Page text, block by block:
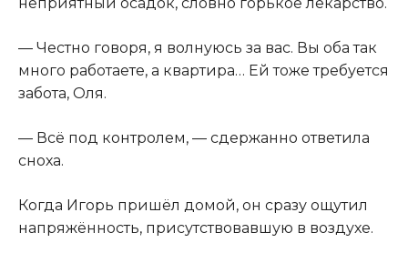
— Честно говоря, я волнуюсь за вас. Вы оба так
много работаете, а квартира… Ей тоже требуется
забота, Оля.
— Всё под контролем, — сдержанно ответила
сноха.
Когда Игорь пришёл домой, он сразу ощутил
напряжённость, присутствовавшую в воздухе.